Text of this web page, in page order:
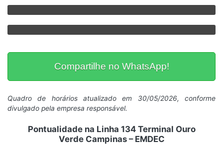
Compartilhe no WhatsApp!
Quadro de horários atualizado em 30/05/2026, conforme
divulgado pela empresa responsável.
Pontualidade na Linha 134 Terminal Ouro
Verde Campinas – EMDEC